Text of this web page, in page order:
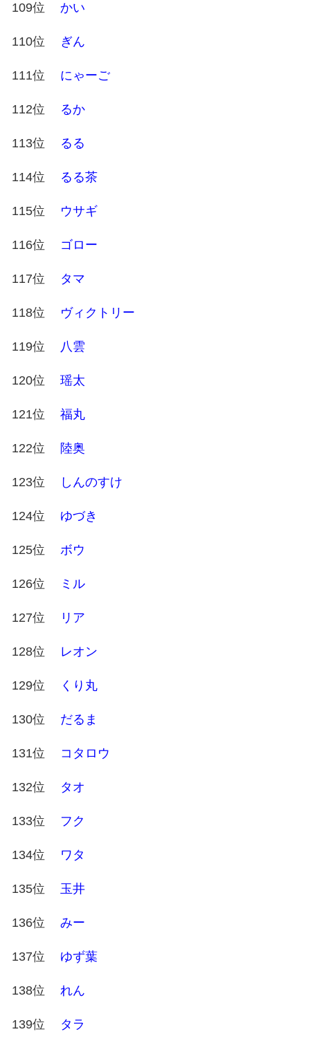
109位 かい
110位 ぎん
111位 にゃーご
112位 るか
113位 るる
114位 るる茶
115位 ウサギ
116位 ゴロー
117位 タマ
118位 ヴィクトリー
119位 八雲
120位 瑶太
121位 福丸
122位 陸奥
123位 しんのすけ
124位 ゆづき
125位 ボウ
126位 ミル
127位 リア
128位 レオン
129位 くり丸
130位 だるま
131位 コタロウ
132位 タオ
133位 フク
134位 ワタ
135位 玉井
136位 みー
137位 ゆず葉
138位 れん
139位 タラ